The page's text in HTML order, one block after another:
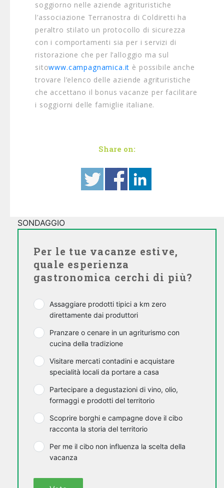
soggiorno nelle aziende agrituristiche
l’associazione Terranostra di Coldiretti ha
peraltro stilato un protocollo di sicurezza
con i comportamenti sia per i servizi di
ristorazione che per l’alloggio ma sul
sitowww.campagnamica.it è possibile anche
trovare l’elenco delle aziende agrituristiche
che accettano il bonus vacanze per facilitare
i soggiorni delle famiglie italiane.
Share on:
SONDAGGIO
Per le tue vacanze estive,
quale esperienza
gastronomica cerchi di più?
Assaggiare prodotti tipici a km zero
direttamente dai produttori
Pranzare o cenare in un agriturismo con
cucina della tradizione
Visitare mercati contadini e acquistare
specialità locali da portare a casa
Partecipare a degustazioni di vino, olio,
formaggi e prodotti del territorio
Scoprire borghi e campagne dove il cibo
racconta la storia del territorio
Per me il cibo non influenza la scelta della
vacanza